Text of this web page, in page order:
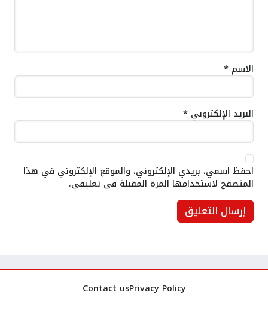
الاسم *
البريد الإلكتروني *
احفظ اسمي، بريدي الإلكتروني، والموقع الإلكتروني في هذا
المتصفح لاستخدامها المرة المقبلة في تعليقي.
Privacy Policy
Contact us